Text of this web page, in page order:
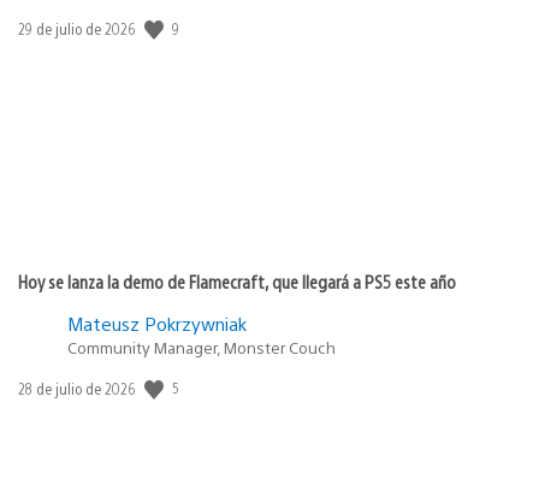
Fecha
29 de julio de 2026 9
Hoy se lanza la demo de Flamecraft, que llegará a PS5 este año
Mateusz Pokrzywniak
Community Manager, Monster Couch
Fecha
28 de julio de 2026 5